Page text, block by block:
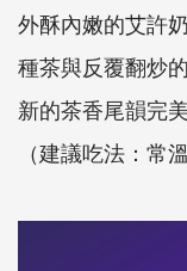
外酥內嫩的艾許
種茶與反覆翻炒
新的茶香尾韻完
（建議吃法：常